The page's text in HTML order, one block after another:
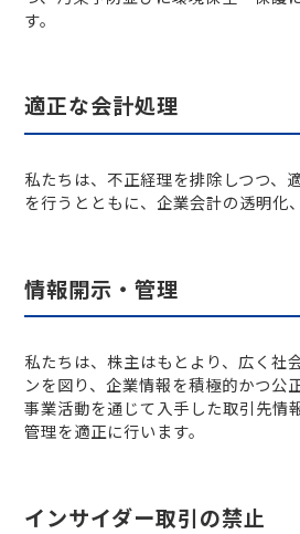
す。
適正な会計処理
私たちは、不正経理を排除しつつ、
を行うとともに、企業会計の透明化
情報開示・管理
私たちは、株主はもとより、広く社
ンを図り、企業情報を積極的かつ公
事業活動を通じて入手した取引先情
管理を適正に行います。
インサイダー取引の禁止